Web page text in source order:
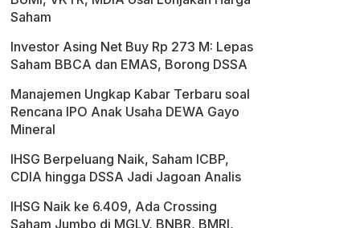
Saham
Investor Asing Net Buy Rp 273 M: Lepas
Saham BBCA dan EMAS, Borong DSSA
Manajemen Ungkap Kabar Terbaru soal
Rencana IPO Anak Usaha DEWA Gayo
Mineral
IHSG Berpeluang Naik, Saham ICBP,
CDIA hingga DSSA Jadi Jagoan Analis
IHSG Naik ke 6.409, Ada Crossing
Saham Jumbo di MGLV, BNBR, BMRI,